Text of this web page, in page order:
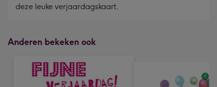
deze leuke verjaardagskaart.
Anderen bekeken ook